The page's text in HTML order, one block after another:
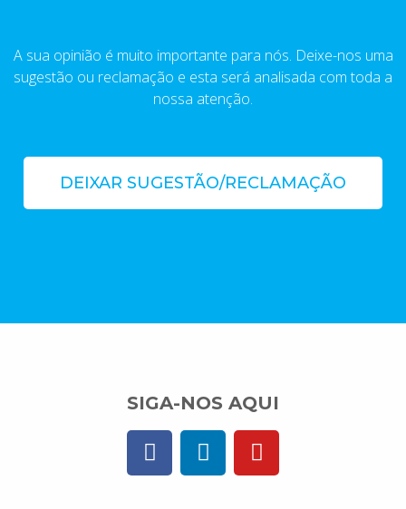
A sua opinião é muito importante para nós. Deixe-nos uma
sugestão ou reclamação e esta será analisada com toda a
nossa atenção.
DEIXAR SUGESTÃO/RECLAMAÇÃO
SIGA-NOS AQUI